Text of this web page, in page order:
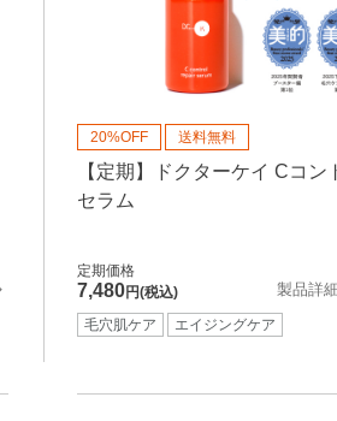
20%OFF 送料無料
【定期】ドクターケイ Cコン
セラム
定期価格
7,480円(税込) 製品詳
毛穴肌ケア エイジングケア